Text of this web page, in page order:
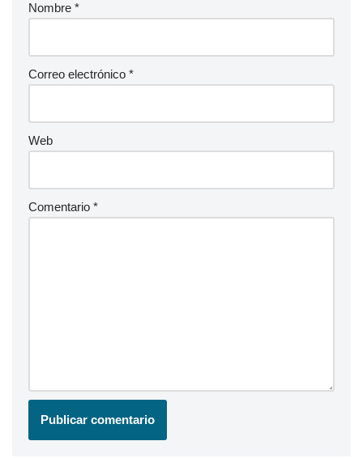
Nombre *
Correo electrónico *
Web
Comentario *